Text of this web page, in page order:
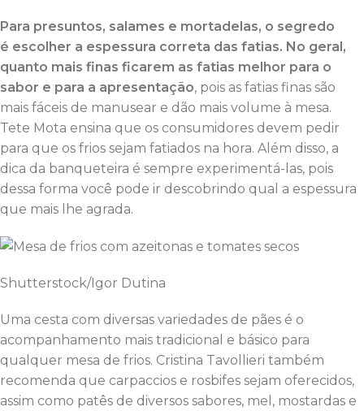
Para presuntos, salames e mortadelas, o segredo
é escolher a espessura correta das fatias. No geral,
quanto mais finas ficarem as fatias melhor para o
sabor e para a apresentação, pois as fatias finas são
mais fáceis de manusear e dão mais volume à mesa.
Tete Mota ensina que os consumidores devem pedir
para que os frios sejam fatiados na hora. Além disso, a
dica da banqueteira é sempre experimentá-las, pois
dessa forma você pode ir descobrindo qual a espessura
que mais lhe agrada.
Shutterstock/Igor Dutina
Uma cesta com diversas variedades de pães é o
acompanhamento mais tradicional e básico para
qualquer mesa de frios. Cristina Tavollieri também
recomenda que carpaccios e rosbifes sejam oferecidos,
assim como patês de diversos sabores, mel, mostardas e